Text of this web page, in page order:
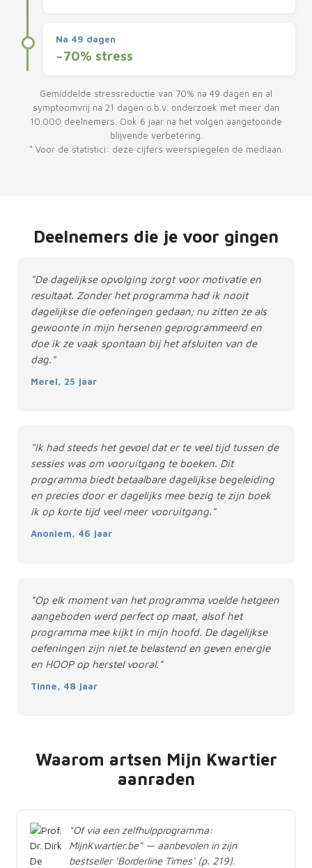
Na 49 dagen
−70% stress
Gemiddelde stressreductie van 70% na 49 dagen en al
symptoomvrij na 21 dagen o.b.v. onderzoek met meer dan
10.000 deelnemers. Ook 6 jaar na het volgen aangetoonde
blijvende verbetering.
* Voor de statistici: deze cijfers weerspiegelen de mediaan.
Deelnemers die je voor gingen
"De dagelijkse opvolging zorgt voor motivatie en
resultaat. Zonder het programma had ik nooit
dagelijkse die oefeningen gedaan; nu zitten ze als
gewoonte in mijn hersenen geprogrammeerd en
doe ik ze vaak spontaan bij het afsluiten van de
dag."
Merel, 25 jaar
"Ik had steeds het gevoel dat er te veel tijd tussen de
sessies was om vooruitgang te boeken. Dit
programma biedt betaalbare dagelijkse begeleiding
en precies door er dagelijks mee bezig te zijn boek
ik op korte tijd veel meer vooruitgang."
Anoniem, 46 jaar
"Op elk moment van het programma voelde hetgeen
aangeboden werd perfect op maat, alsof het
programma mee kijkt in mijn hoofd. De dagelijkse
oefeningen zijn niet te belastend en geven energie
en HOOP op herstel vooral."
Tinne, 48 jaar
Waarom artsen Mijn Kwartier
aanraden
"Of via een zelfhulpprogramma:
MijnKwartier.be" — aanbevolen in zijn
bestseller 'Borderline Times' (p. 219).